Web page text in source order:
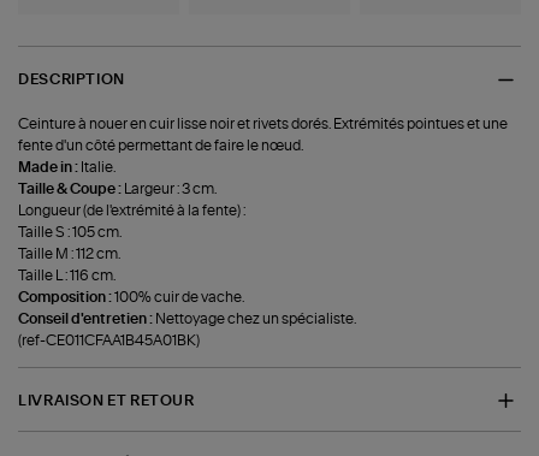
DESCRIPTION
Ceinture à nouer en cuir lisse noir et rivets dorés. Extrémités pointues et une
fente d'un côté permettant de faire le nœud.
Made in : Italie.
Taille & Coupe :
Largeur : 3 cm.
Longueur (de l'extrémité à la fente) :
Taille S : 105 cm.
Taille M : 112 cm.
Taille L : 116 cm.
Composition :100% cuir de vache.
Conseil d'entretien : Nettoyage chez un spécialiste.
(ref-CE011CFAA1B45A01BK)
LIVRAISON ET RETOUR